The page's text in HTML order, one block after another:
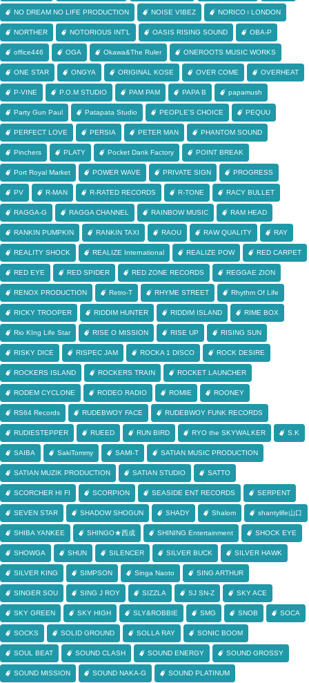
NO DREAM NO LIFE PRODUCTION NOISE VIBEZ NORICO♀LONDON
NORTHER NOTORIOUS INT'L OASIS RISING SOUND OBA-P
office446 OGA Okawa&The Ruler ONEROOTS MUSIC WORKS
ONE STAR ONGYA ORIGINAL KOSE OVER COME OVERHEAT
P-VINE P.O.M STUDIO PAM PAM PAPA B papamush
Party Gun Paul Patapata Studio PEOPLE'S CHOICE PEQUU
PERFECT LOVE PERSIA PETER MAN PHANTOM SOUND
Pinchers PLATY Pocket Dank Factory POINT BREAK
Port Royal Market POWER WAVE PRIVATE SIGN PROGRESS
PV R-MAN R-RATED RECORDS R-TONE RACY BULLET
RAGGA-G RAGGA CHANNEL RAINBOW MUSIC RAM HEAD
RANKIN PUMPKIN RANKIN TAXI RAOU RAW QUALITY RAY
REALITY SHOCK REALIZE International REALIZE POW RED CARPET
RED EYE RED SPIDER RED ZONE RECORDS REGGAE ZION
RENOX PRODUCTION Retro-T RHYME STREET Rhythm Of Life
RICKY TROOPER RIDDIM HUNTER RIDDIM ISLAND RIME BOX
Rio KIng Life Star RISE O MISSION RISE UP RISING SUN
RISKY DICE RISPEC JAM ROCKA 1 DISCO ROCK DESIRE
ROCKERS ISLAND ROCKERS TRAIN ROCKET LAUNCHER
RODEM CYCLONE RODEO RADIO ROMIE ROONEY
RS64 Records RUDEBWOY FACE RUDEBWOY FUNK RECORDS
RUDIESTEPPER RUEED RUN BIRD RYO the SKYWALKER S.K
SAIBA SakiTommy SAMI-T SATIAN MUSIC PRODUCTION
SATIAN MUZIK PRODUCTION SATIAN STUDIO SATTO
SCORCHER HI FI SCORPION SEASIDE ENT RECORDS SERPENT
SEVEN STAR SHADOW SHOGUN SHADY Shalom shantylife山口
SHIBA YANKEE SHINGO★西成 SHINING Entertainment SHOCK EYE
SHOWGA SHUN SILENCER SILVER BUCK SILVER HAWK
SILVER KING SIMPSON Singa Naoto SING ARTHUR
SINGER SOU SING J ROY SIZZLA SJ SN-Z SKY ACE
SKY GREEN SKY HIGH SLY&ROBBIE SMG SNOB SOCA
SOCKS SOLID GROUND SOLLA RAY SONIC BOOM
SOUL BEAT SOUND CLASH SOUND ENERGY SOUND GROSSY
SOUND MISSION SOUND NAKA-G SOUND PLATINUM